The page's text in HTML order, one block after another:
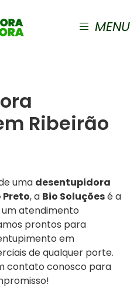
MENU
Ribeirão
uma desentupidora
, a Bio Soluçõesé a
atendimento
prontos para
em
de qualquer porte.
contato conosco para